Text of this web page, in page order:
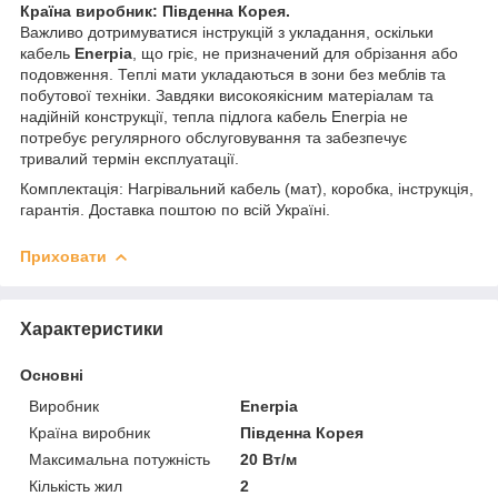
Країна виробник: Південна Корея.
Важливо дотримуватися інструкцій з укладання, оскільки
кабель Enerpia , що гріє, не призначений для обрізання або
подовження. Теплі мати укладаються в зони без меблів та
побутової техніки. Завдяки високоякісним матеріалам та
надійній конструкції, тепла підлога кабель Enerpia не
потребує регулярного обслуговування та забезпечує
тривалий термін експлуатації.
Комплектація: Нагрівальний кабель (мат), коробка, інструкція,
гарантія. Доставка поштою по всій Україні.
Приховати
Характеристики
Основні
Виробник
Enerpia
Країна виробник
Південна Корея
Максимальна потужність
20 Вт/м
Кількість жил
2